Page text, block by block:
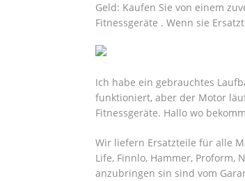
Geld: Kaufen Sie von einem
Fitnessgeräte . Wenn sie
Ich habe ein gebrauchtes
funktioniert, aber der Motor
Fitnessgeräte. Hallo wo
Wir liefern Ersatzteile für alle
Life, Finnlo, Hammer, Proform,
anzubringen sin sind vom